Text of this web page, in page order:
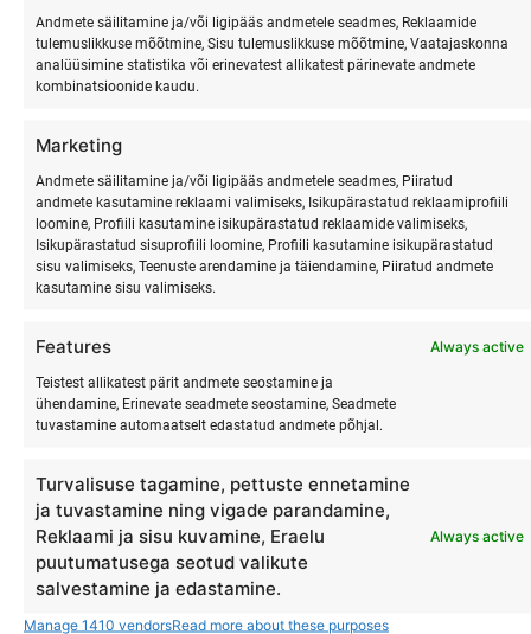
Andmete säilitamine ja/või ligipääs andmetele seadmes, Reklaamide
tulemuslikkuse mõõtmine, Sisu tulemuslikkuse mõõtmine, Vaatajaskonna
analüüsimine statistika või erinevatest allikatest pärinevate andmete
kombinatsioonide kaudu.
Marketing
Andmete säilitamine ja/või ligipääs andmetele seadmes, Piiratud
andmete kasutamine reklaami valimiseks, Isikupärastatud reklaamiprofiili
loomine, Profiili kasutamine isikupärastatud reklaamide valimiseks,
Isikupärastatud sisuprofiili loomine, Profiili kasutamine isikupärastatud
sisu valimiseks, Teenuste arendamine ja täiendamine, Piiratud andmete
kasutamine sisu valimiseks.
Features Always active
Teistest allikatest pärit andmete seostamine ja
ühendamine, Erinevate seadmete seostamine, Seadmete
tuvastamine automaatselt edastatud andmete põhjal.
Turvalisuse tagamine, pettuste ennetamine
ja tuvastamine ning vigade parandamine,
Reklaami ja sisu kuvamine, Eraelu
puutumatusega seotud valikute
salvestamine ja edastamine.
Always active
Manage 1410 vendorsRead more about these purposes
Kolmandaks päevaks sünnivad uued ideed – neid ei tule
“brainstormist”, vaid päris elust.
Parimad ideed ei sünni PowerPointides. Need tulevad siis,
kui käed on märjad ja jalad paljad.
Kui sa mõtled, kuidas sellel või järgmisel suvel oma
inimestele midagi päriselt väärtuslikku anda, siis võib-olla ei
vaja nad järgmist arenguplaani. Võib-olla vajavad nad tuult,
vaikust ja ühte tugevat ajulainet, mis viib nad tagasi iseenda
ja oma tiimi juurde.
LOODUSES OLEMIST.
Ja jäta PowerPoint kontorisse.
Autor: Risto Kõrgemägi
PREVIOUS